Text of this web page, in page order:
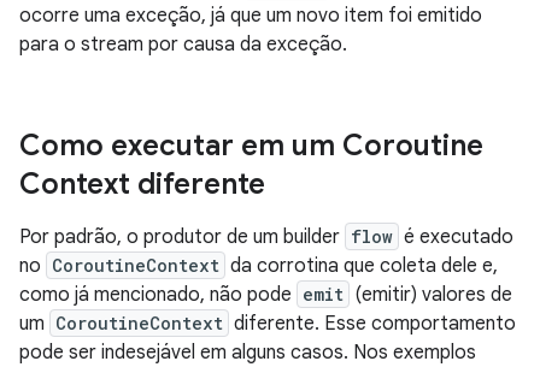
ocorre uma exceção, já que um novo item foi emitido
para o stream por causa da exceção.
Como executar em um Coroutine
Context diferente
Por padrão, o produtor de um builder flow é executado
no CoroutineContext da corrotina que coleta dele e,
como já mencionado, não pode emit (emitir) valores de
um CoroutineContext diferente. Esse comportamento
pode ser indesejável em alguns casos. Nos exemplos